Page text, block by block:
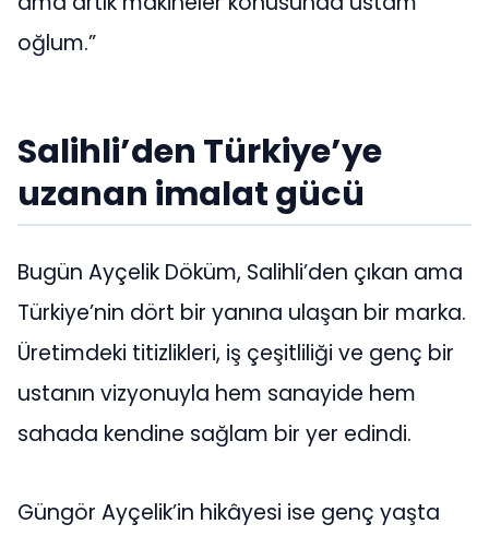
oğlum.”
Salihli’den Türkiye’ye
uzanan imalat gücü
Bugün Ayçelik Döküm, Salihli’den çıkan ama
Türkiye’nin dört bir yanına ulaşan bir marka.
Üretimdeki titizlikleri, iş çeşitliliği ve genç bir
ustanın vizyonuyla hem sanayide hem
sahada kendine sağlam bir yer edindi.
Güngör Ayçelik’in hikâyesi ise genç yaşta